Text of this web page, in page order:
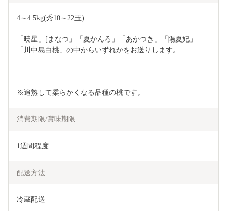
4～4.5kg(秀10～22玉)
「暁星」[まなつ」「夏かんろ」「あかつき」「陽夏妃」
「川中島白桃」の中からいずれかをお送りします。
※追熟して柔らかくなる品種の桃です。
消費期限/賞味期限
1週間程度
配送方法
冷蔵配送